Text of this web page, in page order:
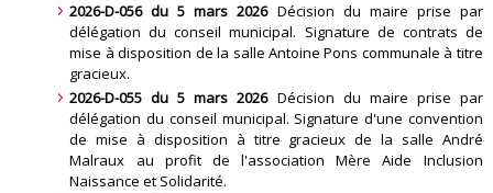
2026-D-056 du 5 mars 2026Décision du maire prise par
délégation du conseil municipal. Signature de contrats de
mise à disposition de la salle Antoine Pons communale à titre
gracieux.
2026-D-055 du 5 mars 2026Décision du maire prise par
délégation du conseil municipal. Signature d'une convention
de mise à disposition à titre gracieux de la salle André
Malraux au profit de l'association Mère Aide Inclusion
Naissance et Solidarité.